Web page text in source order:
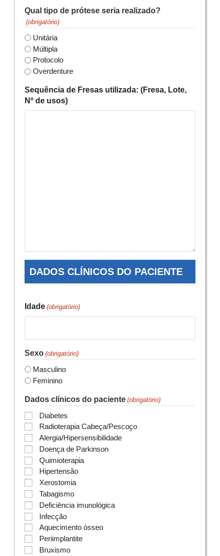
Qual tipo de prótese seria realizado?
(obrigatório)
Unitária
Múltipla
Protocolo
Overdenture
Sequência de Fresas utilizada: (Fresa, Lote,
Nº de usos)
DADOS CLÍNICOS DO PACIENTE
Idade (obrigatório)
Sexo (obrigatório)
Masculino
Feminino
Dados clínicos do paciente (obrigatório)
Diabetes
Radioterapia Cabeça/Pescoço
Alergia/Hipersensibilidade
Doença de Parkinson
Quimioterapia
Hipertensão
Xerostomia
Tabagismo
Deficiência imunológica
Infecção
Aquecimento ósseo
Periimplantite
Bruxismo